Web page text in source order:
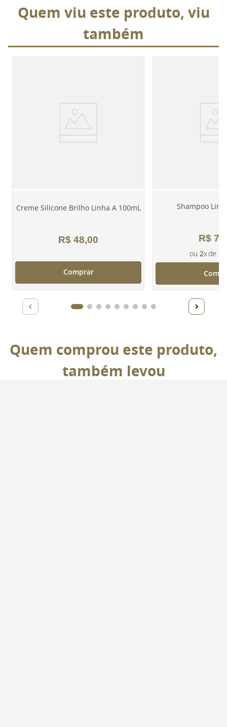
Quem viu este produto, viu
também
Creme Silicone Brilho Linha A 100mL
R$ 48,00
Comprar
Shampoo
R$ 78
2
Quem comprou este produto,
também levou